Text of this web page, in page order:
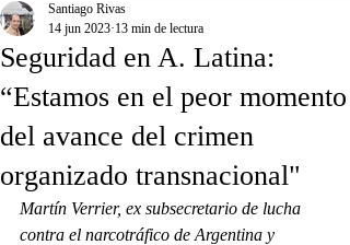
Seguridad en A. Latina:
“Estamos en el peor momento
del avance del crimen
organizado transnacional"
Santiago Rivas
14 jun 2023 13 min de lectura
Martín Verrier, ex subsecretario de lucha
contra el narcotráfico de Argentina y